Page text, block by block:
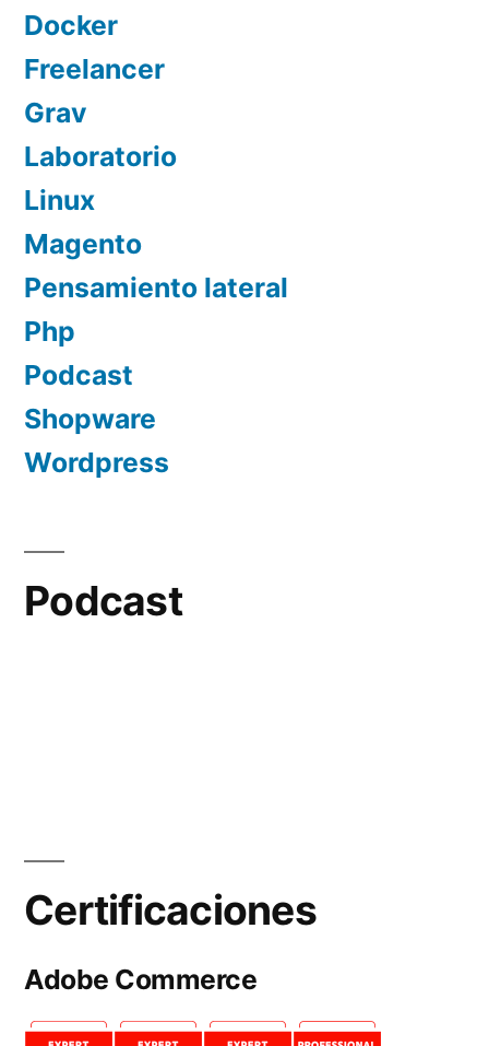
Docker
Freelancer
Grav
Laboratorio
Linux
Magento
Pensamiento lateral
Php
Podcast
Shopware
Wordpress
Podcast
Certificaciones
Adobe Commerce